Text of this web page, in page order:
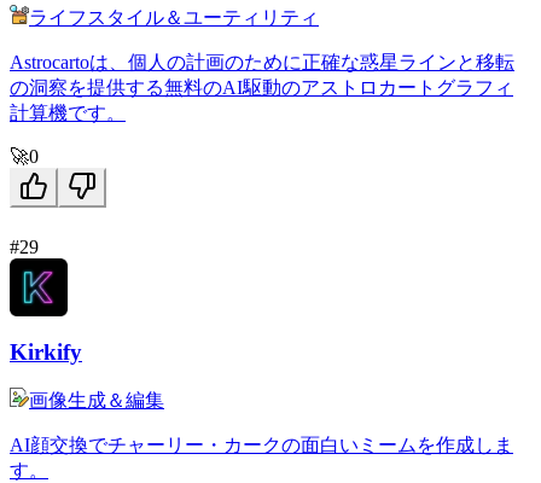
ライフスタイル＆ユーティリティ
Astrocartoは、個人の計画のために正確な惑星ラインと移転
の洞察を提供する無料のAI駆動のアストロカートグラフィ
計算機です。
🚀0
#29
Kirkify
画像生成＆編集
AI顔交換でチャーリー・カークの面白いミームを作成しま
す。